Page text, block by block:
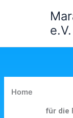
e.V.
Home
für die